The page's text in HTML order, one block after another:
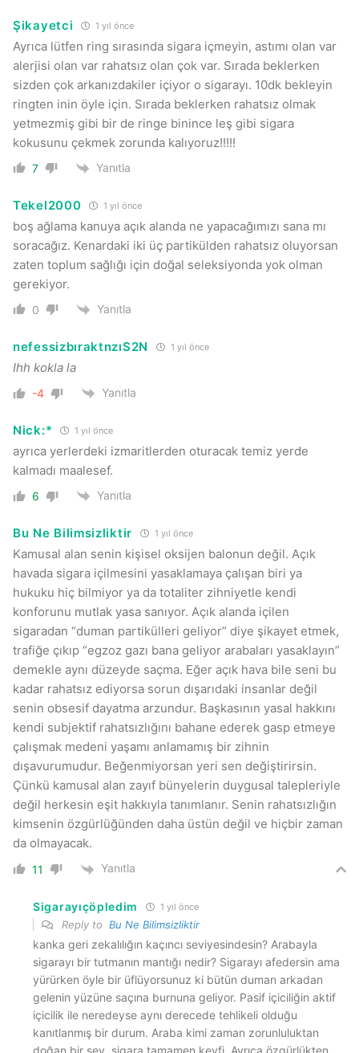
Şikayetci 1 yıl önce
Ayrıca lütfen ring sırasında sigara içmeyin, astımı olan var
alerjisi olan var rahatsız olan çok var. Sırada beklerken
sizden çok arkanızdakiler içiyor o sigarayı. 10dk bekleyin
ringten inin öyle için. Sırada beklerken rahatsız olmak
yetmezmiş gibi bir de ringe binince leş gibi sigara
kokusunu çekmek zorunda kalıyoruz!!!!!
7 Yanıtla
Tekel2000 1 yıl önce
boş ağlama kanuya açık alanda ne yapacağımızı sana mı
soracağız. Kenardaki iki üç partikülden rahatsız oluyorsan
zaten toplum sağlığı için doğal seleksiyonda yok olman
gerekiyor.
0 Yanıtla
nefessizbıraktnzıS2N 1 yıl önce
Ihh kokla la
-4 Yanıtla
Nick:* 1 yıl önce
ayrıca yerlerdeki izmaritlerden oturacak temiz yerde
kalmadı maalesef.
6 Yanıtla
Bu Ne Bilimsizliktir 1 yıl önce
Kamusal alan senin kişisel oksijen balonun değil. Açık
havada sigara içilmesini yasaklamaya çalışan biri ya
hukuku hiç bilmiyor ya da totaliter zihniyetle kendi
konforunu mutlak yasa sanıyor. Açık alanda içilen
sigaradan “duman partikülleri geliyor” diye şikayet etmek,
trafiğe çıkıp “egzoz gazı bana geliyor arabaları yasaklayın”
demekle aynı düzeyde saçma. Eğer açık hava bile seni bu
kadar rahatsız ediyorsa sorun dışarıdaki insanlar değil
senin obsesif dayatma arzundur. Başkasının yasal hakkını
kendi subjektif rahatsızlığını bahane ederek gasp etmeye
çalışmak medeni yaşamı anlamamış bir zihnin
dışavurumudur. Beğenmiyorsan yeri sen değiştirirsin.
Çünkü kamusal alan zayıf bünyelerin duygusal talepleriyle
değil herkesin eşit hakkıyla tanımlanır. Senin rahatsızlığın
kimsenin özgürlüğünden daha üstün değil ve hiçbir zaman
da olmayacak.
11 Yanıtla
Sigarayıçöpledim 1 yıl önce
Reply to Bu Ne Bilimsizliktir
kanka geri zekalılığın kaçıncı seviyesindesin? Arabayla
sigarayı bir tutmanın mantığı nedir? Sigarayı afedersin ama
yürürken öyle bir üflüyorsunuz ki bütün duman arkadan
gelenin yüzüne saçına burnuna geliyor. Pasif içiciliğin aktif
içicilik ile neredeyse aynı derecede tehlikeli olduğu
kanıtlanmış bir durum. Araba kimi zaman zorunluluktan
doğan bir şey, sigara tamamen keyfi. Ayrıca özgürlükten